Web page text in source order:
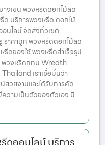
งเขน พวงหรีดดอกไม้สด
ด บริการพวงหรีด ดอกไม้
นไลน์ จัดส่งทั่วเขต
ราคาถูก พวงหรีดดอกไม้สด
ดของใช้ พวงหรีดสำเร็จรูป
วงหรีดกทม Wreath
เราเชื่อมั่นว่า
สวยงามและได้รับการคัด
วามเป็นตัวของตัวเอง มี